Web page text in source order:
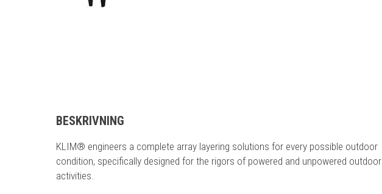
BESKRIVNING
KLIM® engineers a complete array layering solutions for every possible outdoor
condition, specifically designed for the rigors of powered and unpowered outdoor
activities.